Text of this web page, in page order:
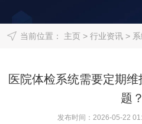
当前位置： 主页> 行业资讯>
医院体检系统需要定期
题？
发布时间：2026-05-22